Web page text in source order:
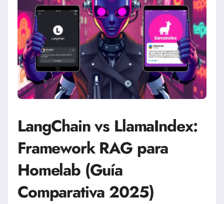
LangChain vs LlamaIndex:
Framework RAG para
Homelab (Guía
Comparativa 2025)